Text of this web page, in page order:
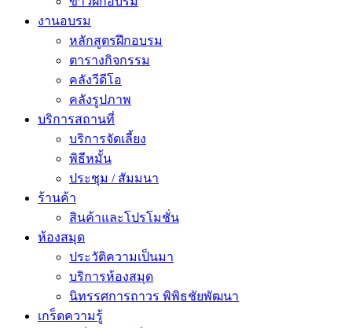
งานอบรม
หลักสูตรฝึกอบรม
ตารางกิจกรรม
คลังวีดีโอ
คลังรูปภาพ
บริการสถานที่
บริการจัดเลี้ยง
พิธีหมั้น
ประชุม / สัมมนา
ร้านค้า
สินค้าและโปรโมชั่น
ห้องสมุด
ประวัติความเป็นมา
บริการห้องสมุด
นิทรรศการถาวร พิพิธชัยพัฒนา
เกร็ดความรู้